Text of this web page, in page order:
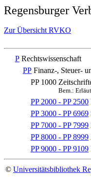
Regensburger
Zur Übersicht RVKO
P Rechtswissenschaft
PP Finanz-, Steuer-
PP 1000
Bem.:
PP 2000 - PP 2500
PP 3000 - PP 6969
PP 7000 - PP 7999
PP 8000 - PP 8999
PP 9000 - PP 9109
© Universitätsbibliothek